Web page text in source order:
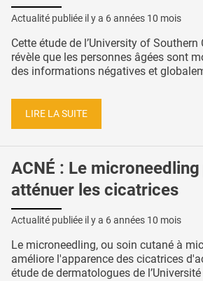
Actualité publiée il y a 6 années 10 mois
Cette étude de l’University of Southern
révèle que les personnes âgées sont
des informations négatives et
LIRE LA SUITE
ACNÉ : Le
atténuer les cicatrices
Actualité publiée il y a 6 années 10 mois
Le microneedling, ou soin cutané à
améliore l'apparence des cicatrices
étude de dermatologues de